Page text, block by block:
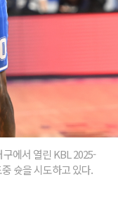
에서 열린 KBL 2025-
슛을 시도하고 있다.